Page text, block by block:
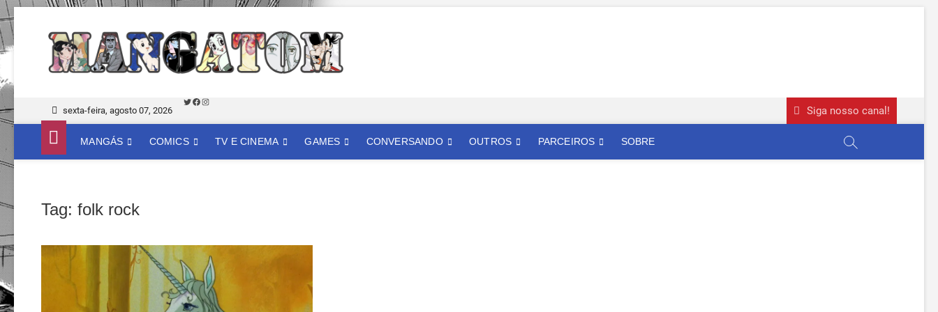
Skip
content
sexta-feira, agosto 07, 2026
Twitter
Facebook
Instagram
Siga nosso canal!
MANGÁS COMICS TV E CINEMA GAMES CONVERSANDO OUTROS PARCEIROS SOBRE
Tag:folk rock